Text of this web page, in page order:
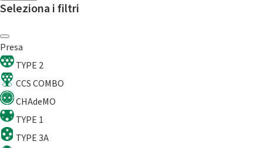
Seleziona i filtri
Presa
TYPE 2
CCS COMBO
CHAdeMO
TYPE 1
TYPE 3A